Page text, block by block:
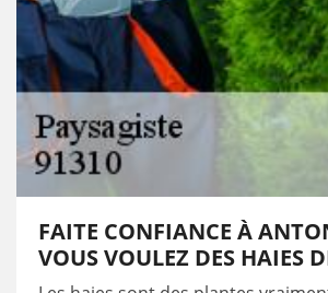
FAITE CONFIANCE À
VOUS VOULEZ DES HAIES